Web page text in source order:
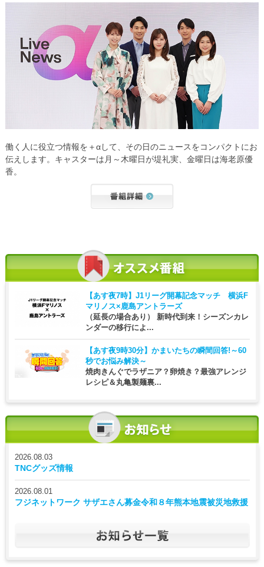
働く人に役立つ情報を＋αして、その日のニュースをコンパクトにお
伝えします。キャスターは月～木曜日が堤礼実、金曜日は海老原優
香。
【あす夜7時】 J1リーグ開幕記念マッチ 横浜F
マリノス×鹿島アントラーズ
（延長の場合あり） 新時代到来！シーズンカレ
ンダーの移行によ...
【あす夜9時30分】 かまいたちの瞬間回答!～60
秒でお悩み解決～
焼肉きんぐでラザニア？卵焼き？最強アレンジ
レシピ＆丸亀製麺裏...
2026.08.03
TNCグッズ情報
2026.08.01
フジネットワーク サザエさん募金令和８年熊本地震被災地救援